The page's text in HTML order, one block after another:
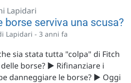
Lapidari
borse serviva una scusa?
Lapidari - 3 anni fa
sia stata tutta "colpa" di Fitch
borse? ▶️ Rifinanziare i
danneggiare le borse? ▶️ Oggi